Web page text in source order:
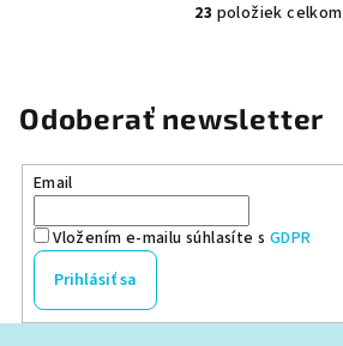
O
á
d
a
e
v
23 položiek celkom
Odoberať newsletter
Email
Vložením e-mailu súhlasíte s GDPR
Prihlásiť sa